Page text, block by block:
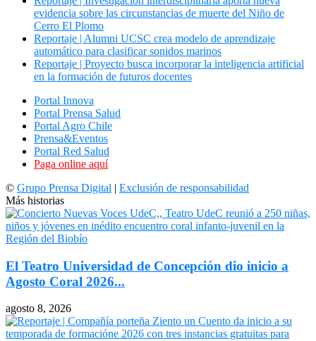
evidencia sobre las circunstancias de muerte del Niño de
Cerro El Plomo
Reportaje | Alumni UCSC crea modelo de aprendizaje
automático para clasificar sonidos marinos
Reportaje | Proyecto busca incorporar la inteligencia artificial
en la formación de futuros docentes
Portal Innova
Portal Prensa Salud
Portal Agro Chile
Prensa&Eventos
Portal Red Salud
Paga online aquí
© Grupo Prensa Digital | Exclusión de responsabilidad
Más historias
El Teatro Universidad de Concepción dio inicio a
Agosto Coral 2026...
agosto 8, 2026